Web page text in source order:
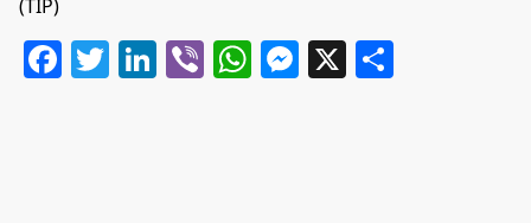
(TIP)
Facebook
Twitter
LinkedIn
ViberWhatsApp
Messenger
X